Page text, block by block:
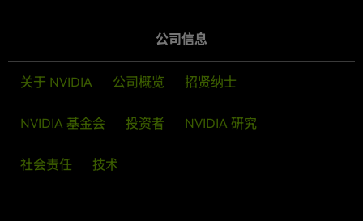
公司信息
关于 NVIDIA 公司概览 招贤纳士
NVIDIA 基金会 投资者 NVIDIA 研究
社会责任 技术